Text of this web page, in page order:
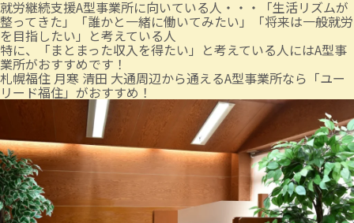
就労継続支援A型事業所に向いている人・・・「生活リズムが
整ってきた」「誰かと一緒に働いてみたい」「将来は一般就労
を目指したい」と考えている人
特に、「まとまった収入を得たい」と考えている人にはA型事
業所がおすすめです！
札幌福住 月寒 清田 大通周辺から通えるA型事業所なら「ユー
リード福住」がおすすめ！